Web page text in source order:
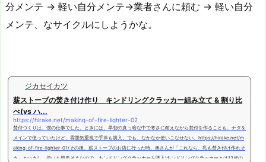
分メンテ → 軽い自分メンテ→業者さんに頼む → 軽い自分
メンテ、なサイクルにしようかな。
ジカセイカツ
薪ストーブの焚き付け作り キンドリングクラッカー組み立て & 割り比
べ(vs ハ...
https://hirake.net/making-of-fire-lighter-02
焚付づくりは、僕の仕事でした。ときには、早朝の真っ暗な中で寒さに耐えながら焚付を作ることも。ナタを
メインで使っていたけど、雰囲気重視で手斧も購入。でも、なかなか使いこなせない。https://hirake.net/m
aking-of-fire-lighter-01/その後、薪ストーブのお店に行った時、奥さんが「これなら、私も焚き付け作れそ
う」というし、扱いも簡単そうなので、キンドリングクラッカーを購入!キンドリングクラッカーとは13歳の